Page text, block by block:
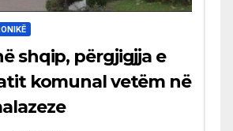
shqip, përgjigjja e
komunal vetëm në